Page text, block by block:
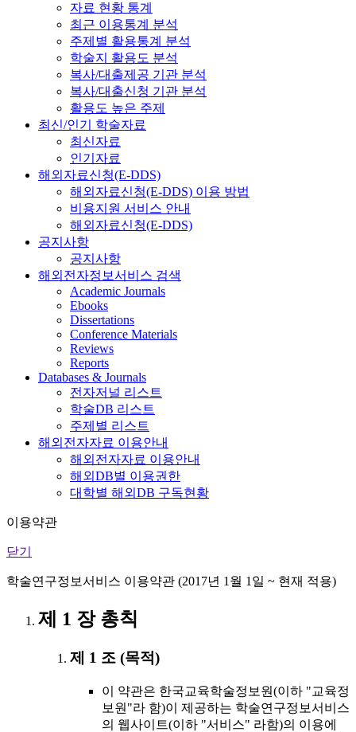
자료 현황 통계
최근 이용통계 분석
주제별 활용통계 분석
학술지 활용도 분석
복사/대출제공 기관 분석
복사/대출신청 기관 분석
활용도 높은 주제
최신/인기 학술자료
최신자료
인기자료
해외자료신청(E-DDS)
해외자료신청(E-DDS) 이용 방법
비용지원 서비스 안내
해외자료신청(E-DDS)
공지사항
공지사항
해외전자정보서비스 검색
Academic Journals
Ebooks
Dissertations
Conference Materials
Reviews
Reports
Databases & Journals
전자저널 리스트
학술DB 리스트
주제별 리스트
해외전자자료 이용안내
해외전자자료 이용안내
해외DB별 이용권한
대학별 해외DB 구독현황
이용약관
닫기
학술연구정보서비스 이용약관 (2017년 1월 1일 ~ 현재 적용)
제 1 장 총칙
제 1 조 (목적)
이 약관은 한국교육학술정보원(이하 "교육정
보원"라 함)이 제공하는 학술연구정보서비스
의 웹사이트(이하 "서비스" 라함)의 이용에